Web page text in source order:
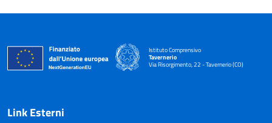
Istituto Comprensivo
Tavernerio
Via Risorgimento, 22 - Tavernerio (CO)
— Visita la pagina iniziale della scuola
Link Esterni